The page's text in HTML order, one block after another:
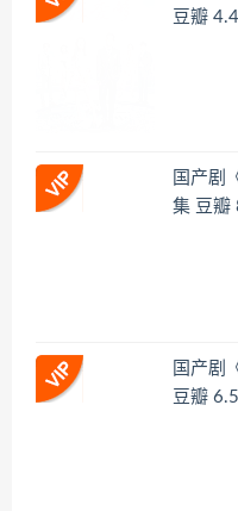
豆瓣
国产剧
集 豆瓣
国产剧
豆瓣